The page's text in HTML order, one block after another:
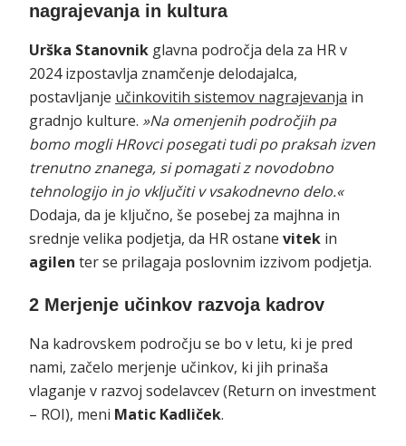
nagrajevanja in kultura
Urška Stanovnik glavna področja dela za HR v
2024 izpostavlja znamčenje delodajalca,
postavljanje učinkovitih sistemov nagrajevanja in
gradnjo kulture. »Na omenjenih področjih pa
bomo mogli HRovci posegati tudi po praksah izven
trenutno znanega, si pomagati z novodobno
tehnologijo in jo vključiti v vsakodnevno delo.«
Dodaja, da je ključno, še posebej za majhna in
srednje velika podjetja, da HR ostane vitek in
agilen ter se prilagaja poslovnim izzivom podjetja.
2 Merjenje učinkov razvoja kadrov
Na kadrovskem področju se bo v letu, ki je pred
nami, začelo merjenje učinkov, ki jih prinaša
vlaganje v razvoj sodelavcev (Return on investment
– ROI), meni Matic Kadliček.